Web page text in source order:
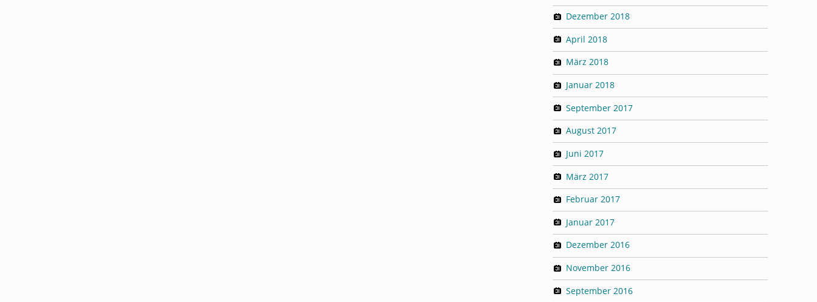
Dezember 2018
April 2018
März 2018
Januar 2018
September 2017
August 2017
Juni 2017
März 2017
Februar 2017
Januar 2017
Dezember 2016
November 2016
September 2016